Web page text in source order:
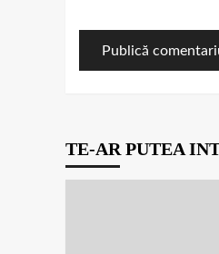
TE-AR PUTEA